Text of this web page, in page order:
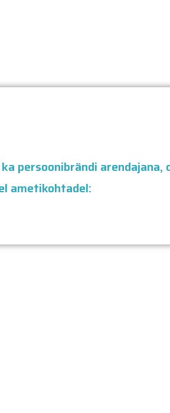
persoonibrändi arendajana,
ametikohtadel: